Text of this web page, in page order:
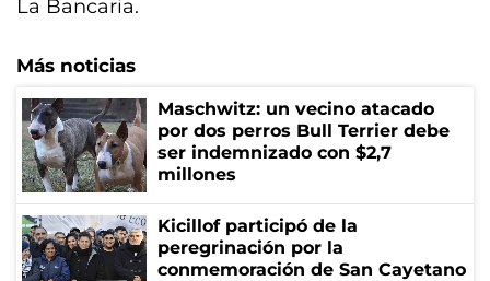
La Bancaria.
Más noticias
Maschwitz: un vecino atacado
por dos perros Bull Terrier debe
ser indemnizado con $2,7
millones
Kicillof participó de la
peregrinación por la
conmemoración de San Cayetano